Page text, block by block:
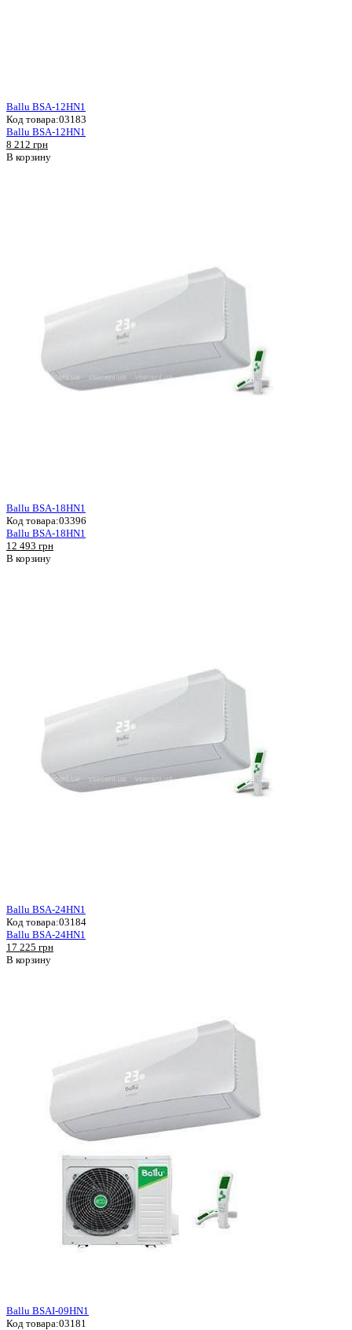
Ballu BSA-12HN1
Код товара:03183
Ballu BSA-12HN1
8 212 грн
В корзину
Ballu BSA-18HN1
Код товара:03396
Ballu BSA-18HN1
12 493 грн
В корзину
Ballu BSA-24HN1
Код товара:03184
Ballu BSA-24HN1
17 225 грн
В корзину
Ballu BSAI-09HN1
Код товара:03181